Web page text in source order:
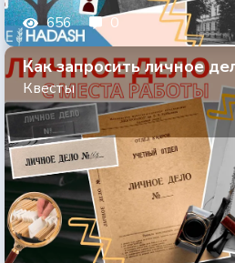
Как запросить личное
Квесты
656 0